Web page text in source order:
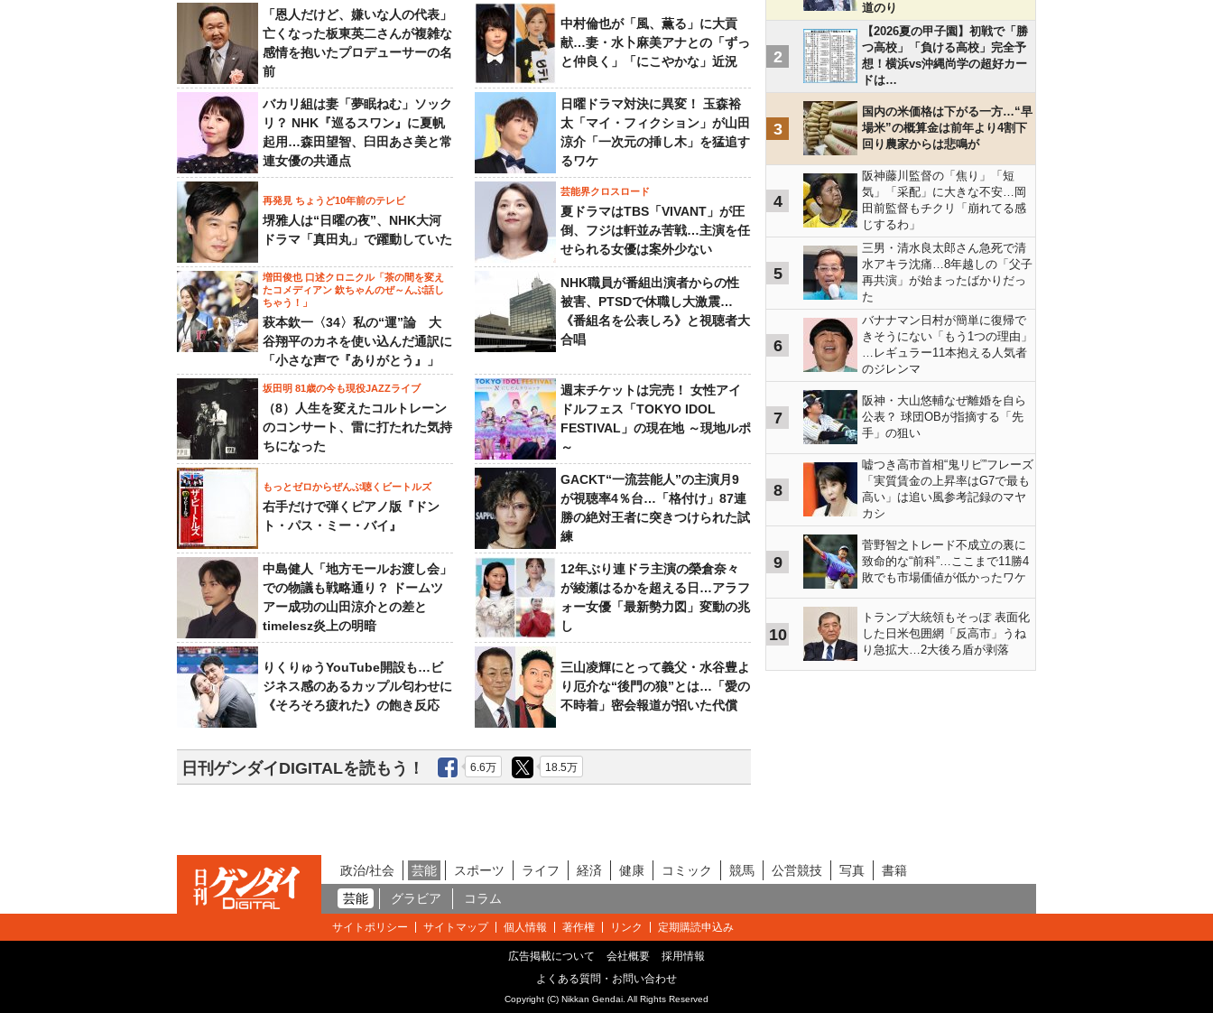
「恩人だけど、嫌いな人の代表」
亡くなった板東英二さんが複雑な
感情を抱いたプロデューサーの名
前
中村倫也が「風、薫る」に大貢
献…妻・水卜麻美アナとの「ずっ
と仲良く」「にこやかな」近況
バカリ組は妻「夢眠ねむ」ソック
リ？ NHK『巡るスワン』に夏帆
起用…森田望智、臼田あさ美と常
連女優の共通点
日曜ドラマ対決に異変！ 玉森裕
太「マイ・フィクション」が山田
涼介「一次元の挿し木」を猛追す
るワケ
再発見 ちょうど10年前のテレビ
堺雅人は“日曜の夜”、NHK大河
ドラマ「真田丸」で躍動していた
芸能界クロスロード
夏ドラマはTBS「VIVANT」が圧
倒、フジは軒並み苦戦…主演を任
せられる女優は案外少ない
増田俊也 口述クロニクル「茶の間を変え
たコメディアン 欽ちゃんのぜ～んぶ話し
ちゃう！」
萩本欽一〈34〉私の“運”論 大
谷翔平のカネを使い込んだ通訳に
「小さな声で『ありがとう』」
NHK職員が番組出演者からの性
被害、PTSDで休職し大激震…
《番組名を公表しろ》と視聴者大
合唱
坂田明 81歳の今も現役JAZZライブ
（8）人生を変えたコルトレーン
のコンサート、雷に打たれた気持
ちになった
週末チケットは完売！ 女性アイ
ドルフェス「TOKYO IDOL
FESTIVAL」の現在地 ～現地ルポ
～
もっとゼロからぜんぶ聴くビートルズ
右手だけで弾くピアノ版『ドン
ト・パス・ミー・バイ』
GACKT“一流芸能人”の主演月9
が視聴率4％台…「格付け」87連
勝の絶対王者に突きつけられた試
練
中島健人「地方モールお渡し会」
での物議も戦略通り？ ドームツ
アー成功の山田涼介との差と
timelesz炎上の明暗
12年ぶり連ドラ主演の榮倉奈々
が綾瀬はるかを超える日…アラフ
ォー女優「最新勢力図」変動の兆
し
りくりゅうYouTube開設も…ビ
ジネス感のあるカップル匂わせに
《そろそろ疲れた》の飽き反応
三山凌輝にとって義父・水谷豊よ
り厄介な“後門の狼”とは…「愛の
不時着」密会報道が招いた代償
日刊ゲンダイDIGITALを読もう！ 6.6万 18.5万
道のり
2
【2026夏の甲子園】初戦で「勝
つ高校」「負ける高校」完全予
想！横浜vs沖縄尚学の超好カー
ドは…
3
国内の米価格は下がる一方…“早
場米”の概算金は前年より4割下
回り農家からは悲鳴が
4
阪神藤川監督の「焦り」「短
気」「采配」に大きな不安…岡
田前監督もチクリ「崩れてる感
じするわ」
5
三男・清水良太郎さん急死で清
水アキラ沈痛…8年越しの「父子
再共演」が始まったばかりだっ
た
6
バナナマン日村が簡単に復帰で
きそうにない「もう1つの理由」
…レギュラー11本抱える人気者
のジレンマ
7
阪神・大山悠輔なぜ離婚を自ら
公表？ 球団OBが指摘する「先
手」の狙い
8
嘘つき高市首相“鬼リピ”フレーズ
「実質賃金の上昇率はG7で最も
高い」は追い風参考記録のマヤ
カシ
9
菅野智之トレード不成立の裏に
致命的な“前科”…ここまで11勝4
敗でも市場価値が低かったワケ
10
トランプ大統領もそっぽ 表面化
した日米包囲網「反高市」うね
り急拡大…2大後ろ盾が剥落
政治/社会 芸能 スポーツ ライフ 経済 健康 コミック 競馬 公営競技 写真
書籍
芸能
グラビア コラム
サイトポリシー サイトマップ 個人情報 著作権 リンク 定期購読申込み
広告掲載について 会社概要
採用情報
よくある質問・お問い合わせ
Copyright (C) Nikkan Gendai. All Rights Reserved